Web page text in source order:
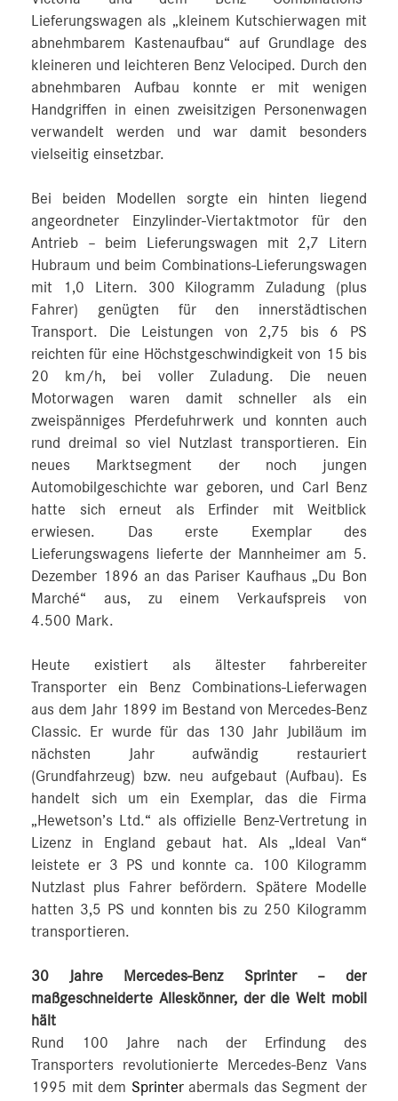
Lieferungswagen als „kleinem Kutschierwagen mit
abnehmbarem Kastenaufbau“ auf Grundlage des
kleineren und leichteren Benz Velociped. Durch den
abnehmbaren Aufbau konnte er mit wenigen
Handgriffen in einen zweisitzigen Personenwagen
verwandelt werden und war damit besonders
vielseitig einsetzbar.
Bei beiden Modellen sorgte ein hinten liegend
angeordneter Einzylinder-Viertaktmotor für den
Antrieb – beim Lieferungswagen mit 2,7 Litern
Hubraum und beim Combinations-Lieferungswagen
mit 1,0 Litern. 300 Kilogramm Zuladung (plus
Fahrer) genügten für den innerstädtischen
Transport. Die Leistungen von 2,75 bis 6 PS
reichten für eine Höchstgeschwindigkeit von 15 bis
20 km/h, bei voller Zuladung. Die neuen
Motorwagen waren damit schneller als ein
zweispänniges Pferdefuhrwerk und konnten auch
rund dreimal so viel Nutzlast transportieren. Ein
neues Marktsegment der noch jungen
Automobilgeschichte war geboren, und Carl Benz
hatte sich erneut als Erfinder mit Weitblick
erwiesen. Das erste Exemplar des
Lieferungswagens lieferte der Mannheimer am 5.
Dezember 1896 an das Pariser Kaufhaus „Du Bon
Marché“ aus, zu einem Verkaufspreis von
4.500 Mark.
Heute existiert als ältester fahrbereiter
Transporter ein Benz Combinations-Lieferwagen
aus dem Jahr 1899 im Bestand von Mercedes-Benz
Classic. Er wurde für das 130 Jahr Jubiläum im
nächsten Jahr aufwändig restauriert
(Grundfahrzeug) bzw. neu aufgebaut (Aufbau). Es
handelt sich um ein Exemplar, das die Firma
„Hewetson’s Ltd.“ als offizielle Benz-Vertretung in
Lizenz in England gebaut hat. Als „Ideal Van“
leistete er 3 PS und konnte ca. 100 Kilogramm
Nutzlast plus Fahrer befördern. Spätere Modelle
hatten 3,5 PS und konnten bis zu 250 Kilogramm
transportieren.
30 Jahre Mercedes-Benz Sprinter – der
maßgeschneiderte Alleskönner, der die Welt mobil
hält
Rund 100 Jahre nach der Erfindung des
Transporters revolutionierte Mercedes-Benz Vans
1995 mit dem Sprinterabermals das Segment der